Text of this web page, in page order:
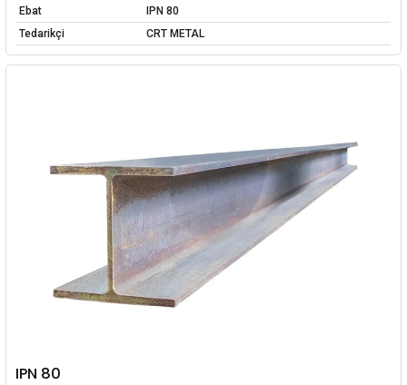
Ebat
IPN 80
Tedarikçi
CRT METAL
IPN 80